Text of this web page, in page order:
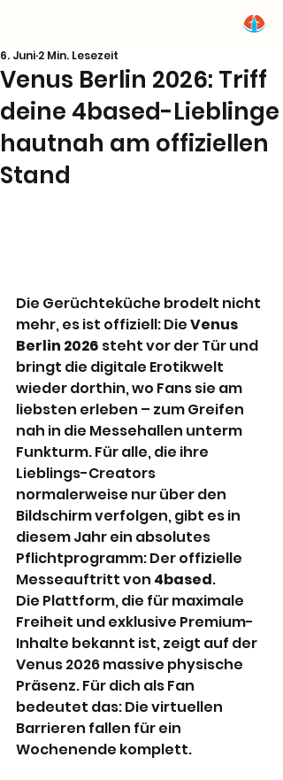
Venus Berlin 2026: Triff
deine 4based-Lieblinge
hautnah am offiziellen
Stand
6. Juni 2 Min. Lesezeit
Die Gerüchteküche brodelt nicht
mehr, es ist offiziell: Die Venus
Berlin 2026 steht vor der Tür und
bringt die digitale Erotikwelt
wieder dorthin, wo Fans sie am
liebsten erleben – zum Greifen
nah in die Messehallen unterm
Funkturm. Für alle, die ihre
Lieblings-Creators
normalerweise nur über den
Bildschirm verfolgen, gibt es in
diesem Jahr ein absolutes
Pflichtprogramm: Der offizielle
Messeauftritt von 4based.
Die Plattform, die für maximale
Freiheit und exklusive Premium-
Inhalte bekannt ist, zeigt auf der
Venus 2026 massive physische
Präsenz. Für dich als Fan
bedeutet das: Die virtuellen
Barrieren fallen für ein
Wochenende komplett.